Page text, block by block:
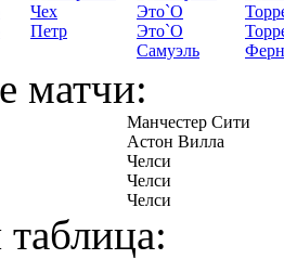
Чех
Петр
Это`О
Самуэль
матчи:
Манчестер Сити
Астон Вилла
Челси
Челси
Челси